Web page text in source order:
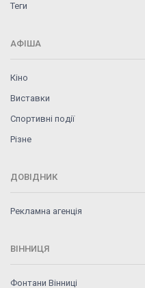
Теги
АФІША
Кіно
Виставки
Спортивні події
Різне
ДОВІДНИК
Рекламна агенція
ВІННИЦЯ
Фонтани Вінниці